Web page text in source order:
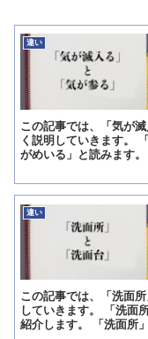
違い
この記事では、「気が
く説明していきます。
がめいる」と読みます
違い
この記事では、「洗面
していきます。 「洗面
紹介します。 「洗面所